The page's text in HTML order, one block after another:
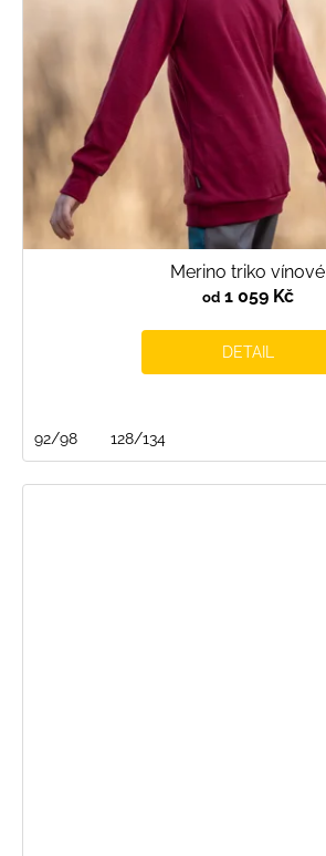
Merino triko vínové
od1 059 Kč
DETAIL
92/98 128/134